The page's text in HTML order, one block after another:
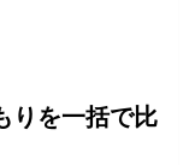
りを一括で比